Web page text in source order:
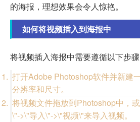
的海报，理想效果会令人惊艳。
如何将视频插入到海报中
将视频插入海报中需要遵循以下步骤
打开Adobe Photoshop软件并新建
分辨率和尺寸。
将视频文件拖放到Photoshop中，
\"->\"导入\"->\"视频\"来导入视频。